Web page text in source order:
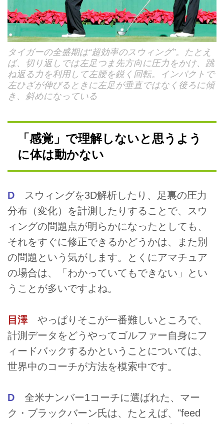
タイガーの全盛期は“超効率のスウィング”。たとえ
ば、切り返しでは左足つま先方向に圧力をかけ、跳
ね返る力を利用して左腰を鋭く回転。インパクトで
左ひざが伸びるときに左足が垂直ではなく後ろに傾
き、斜めになっている
「感覚」で理解しないと思うよう
に体は動かない
D スウィングを3D解析したり、足裏の圧力
分布（変化）を計測したりすることで、スウ
ィングの問題点が明らかになったとしても、
それをすぐに修正できるかどうかは、また別
の問題という気がします。とくにアマチュア
の場合は、「わかっていてもできない」とい
うことが多いですよね。
目澤やっぱりそこが一番難しいところで、
計測データをどうやってゴルファー自身にフ
ィードバックするかということについては、
世界中のコーチが方法を模索中です。
D 全米ナンバー1コーチに選ばれた、マー
ク・ブラックバーン氏は、たとえば、"feed